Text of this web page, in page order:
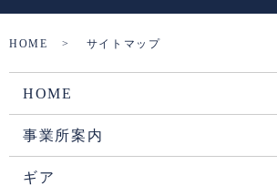
HOME サイトマップ
HOME
事業所案内
ギア